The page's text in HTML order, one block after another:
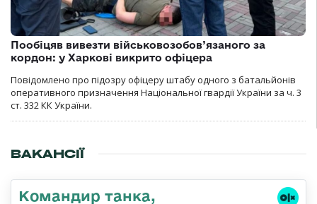
Пообіцяв вивезти військовозобов’язаного за
кордон: у Харкові викрито офіцера
Повідомлено про підозру офіцеру штабу одного з батальйонів
оперативного призначення Національної гвардії України за ч. 3
ст. 332 КК України.
ВАКАНСІЇ
Командир танка,